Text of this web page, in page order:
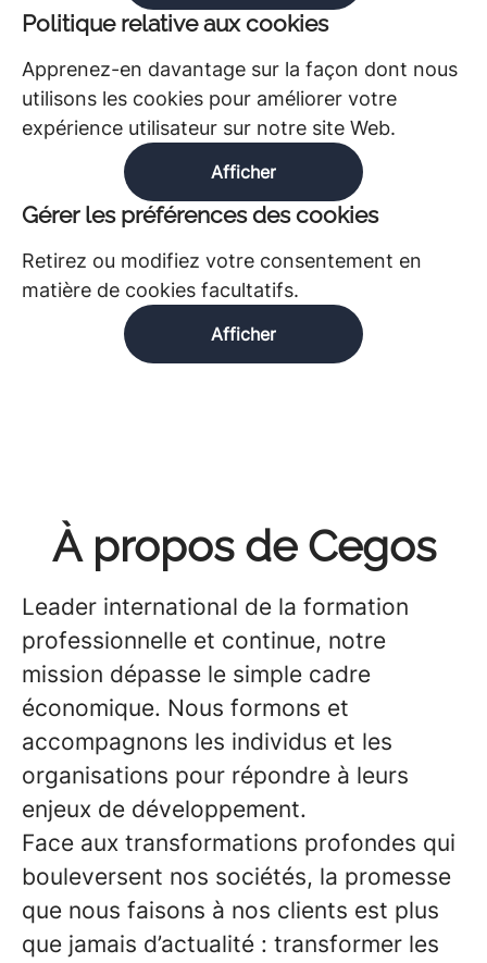
Politique relative aux cookies
Apprenez-en davantage sur la façon dont nous
utilisons les cookies pour améliorer votre
expérience utilisateur sur notre site Web.
Afficher
Gérer les préférences des cookies
Retirez ou modifiez votre consentement en
matière de cookies facultatifs.
Afficher
À propos de Cegos
Leader international de la formation
professionnelle et continue, notre
mission dépasse le simple cadre
économique. Nous formons et
accompagnons les individus et les
organisations pour répondre à leurs
enjeux de développement.
Face aux transformations profondes qui
bouleversent nos sociétés, la promesse
que nous faisons à nos clients est plus
que jamais d’actualité : transformer les